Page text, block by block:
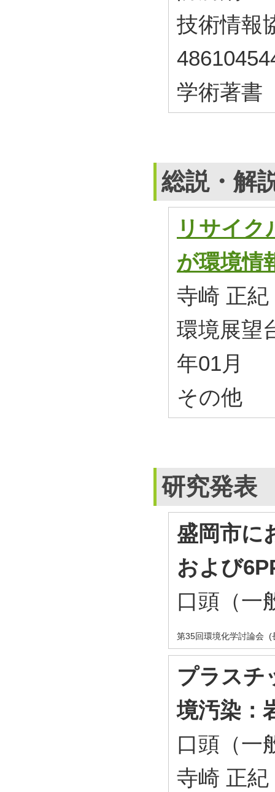
技術情報
学術著書
総説・解
リサイク
が環境情
寺崎 正紀
環境展望
年01月
その他
研究発表
盛岡市に
および
口頭（一
第35回環境化学討論会
プラスチ
境汚染：
口頭（一
寺崎 正紀